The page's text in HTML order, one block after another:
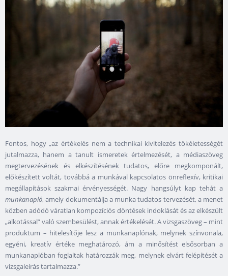
Fontos, hogy „az értékelés nem a technikai kivitelezés tökéletességét
jutalmazza, hanem a tanult ismeretek értelmezését, a médiaszöveg
megtervezésének és elkészítésének tudatos, előre megkomponált,
előkészített voltát, továbbá a munkával kapcsolatos önreflexív, kritikai
megállapítások szakmai érvényességét. Nagy hangsúlyt kap tehát a
munkanapló, amely dokumentálja a munka tudatos tervezését, a menet
közben adódó váratlan kompozíciós döntések indoklását és az elkészült
„alkotással” való szembesülést, annak értékelését. A vizsgaszöveg – mint
produktum – hitelesítője lesz a munkanaplónak, melynek színvonala,
egyéni, kreatív értéke meghatározó, ám a minősítést elsősorban a
munkanaplóban foglaltak határozzák meg, melynek elvárt felépítését a
vizsgaleírás tartalmazza.”